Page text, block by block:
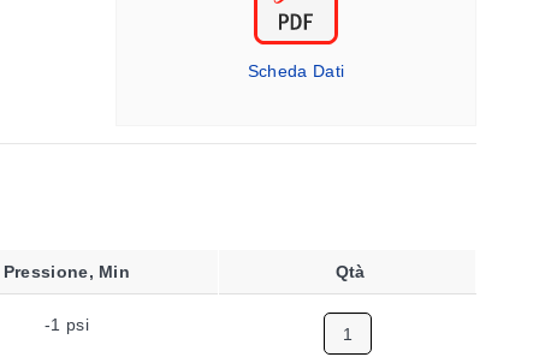
Scheda Dati
Pressione, Min Qtà
-1 psi